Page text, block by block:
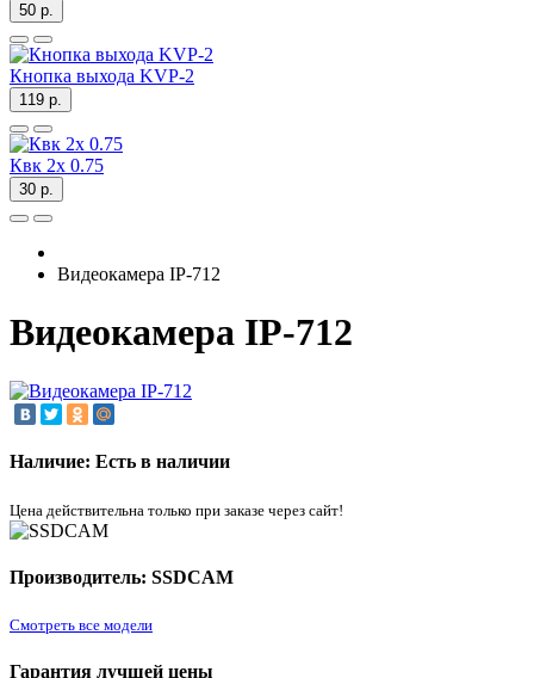
50 р.
Кнопка выхода KVP-2
119 р.
Квк 2х 0.75
30 р.
Видеокамера IP-712
Видеокамера IP-712
Наличие: Есть в наличии
Цена действительна только при заказе через сайт!
Производитель: SSDCAM
Смотреть все модели
Гарантия лучшей цены